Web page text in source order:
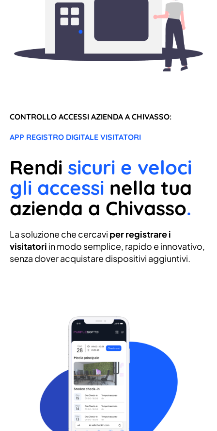
CONTROLLO ACCESSI AZIENDA A CHIVASSO:
APP REGISTRO DIGITALE VISITATORI
Rendi sicuri e veloci
gli accessi nella tua
azienda a Chivasso.
La soluzione che cercavi per registrare i
visitatori in modo semplice, rapido e innovativo,
senza dover acquistare dispositivi aggiuntivi.